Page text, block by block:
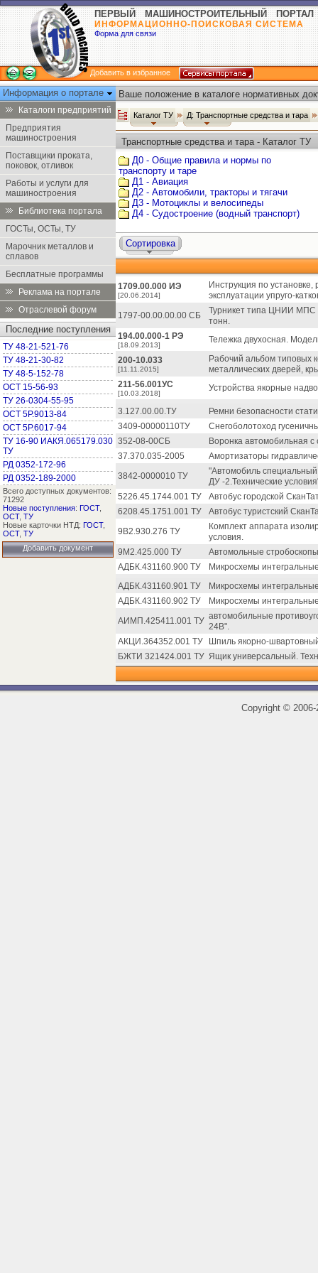
ПЕРВЫЙ МАШИНОСТРОИТЕЛЬНЫЙ ПОРТАЛ
ИНФОРМАЦИОННО-ПОИСКОВАЯ СИСТЕМА
Форма для связи
Добавить в избранное
Информация о портале
Каталоги предприятий
Предприятия
машиностроения
Поставщики проката,
поковок, отливок
Работы и услуги для
машиностроения
Библиотека портала
ГОСТы, ОСТы, ТУ
Марочник металлов и
сплавов
Бесплатные программы
Реклама на портале
Отраслевой форум
Последние поступления
ТУ 48-21-521-76
ТУ 48-21-30-82
ТУ 48-5-152-78
ОСТ 15-56-93
ТУ 26-0304-55-95
ОСТ 5Р.9013-84
ОСТ 5Р.6017-94
ТУ 16-90 ИАКЯ.065179.030
ТУ
РД 0352-172-96
РД 0352-189-2000
Всего доступных документов:
71292
Новые поступления: ГОСТ,
ОСТ, ТУ
Новые карточки НТД: ГОСТ,
ОСТ, ТУ
Добавить документ
Ваше положение в каталоге нормативных
Каталог ТУ Д: Транспортные средства и тара
Транспортные средства и тара - Каталог ТУ
Д0 - Общие правила и нормы по
транспорту и таре
Д1 - Авиация
Д2 - Автомобили, тракторы и тягачи
Д3 - Мотоциклы и велосипеды
Д4 - Судостроение (водный транспорт)
Сортировка
1709.00.000 ИЭ
[20.06.2014]
Инструкция по
эксплуатации упруго-
1797-00.00.00.00 СБ
Турникет типа ЦНИИ МПС
тонн.
194.00.000-1 РЭ
[18.09.2013]
Тележка двухосная.
200-10.033
[11.11.2015]
Рабочий альбом типовых
металлических дверей,
211-56.001УС
[10.03.2018]
Устройства якорные
3.127.00.00.ТУ
Ремни безопасности
3409-00000110ТУ
Снегоболотоход
352-08-00СБ
Воронка автомобильная с
37.370.035-2005
Амортизаторы
3842-0000010 ТУ
"Автомобиль
ДУ -2.Технические
5226.45.1744.001 ТУ
Автобус городской
6208.45.1751.001 ТУ
Автобус туристский
9В2.930.276 ТУ
Комплект аппарата
условия.
9М2.425.000 ТУ
Автомольные
АДБК.431160.900 ТУ
Микросхемы
АДБК.431160.901 ТУ
Микросхемы
АДБК.431160.902 ТУ
Микросхемы
АИМП.425411.001 ТУ автомобильные
24В".
АКЦИ.364352.001 ТУ
Шпиль якорно-
БЖТИ 321424.001 ТУ Ящик универсальный.
Copyright ©